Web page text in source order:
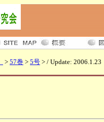
> 57巻 > 5号 > / Update: 2006.1.23